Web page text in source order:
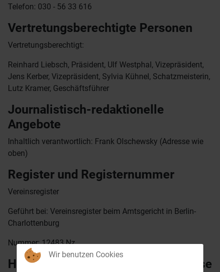
Telefon: 030 - 56 33 616
Vertretungsberechtigte Personen
Vertretungsberechtigt:
Reinhard Liebsch, Präsident, Ulf Westphal, Vizepräsident,
Jens Kerber, Vizepräsident, Sylvia Kühnel, Schatzmeisterin,
Lutz Kramer, Geschäftsführer
Journalistisch-redaktionelle
Angebote
Inhaltlich verantwortlich: Frank Olschewsky (Adresse wie
oben)
Register und Registernummer
Vereinsregister
Geführt bei: Vereinsregister beim Amtsgericht in Berlin-
Charlottenburg
Nummer: 12483 Nz
Haftungs- und Schutzrechtshinweise
Wir benutzen Cookies